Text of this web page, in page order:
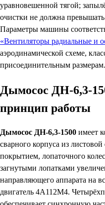
уравновешенной тягой;
очистки не должна превышать
Параметры машины
«Вентиляторы радиальные и
аэродинамической схеме,
присоединительным размерам.
Дымосос ДН-6,3-
принцип работы
Дымосос ДН-6,3-1500 имеет
сварного корпуса из
покрытием, лопаточного
загнутыми лопатками
направляющего аппарата на
двигатель 4А112М4.